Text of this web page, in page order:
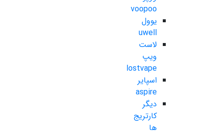
voopoo
یوول
uwell
لاست
ویپ
lostvape
اسپایر
aspire
دیگر
کارتریج
ها